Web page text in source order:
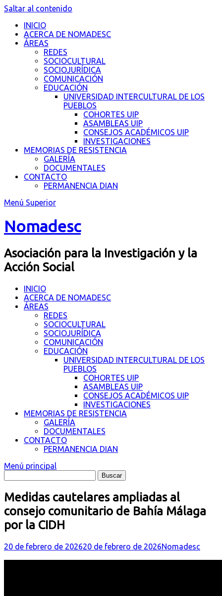
Saltar al contenido
INICIO
ACERCA DE NOMADESC
ÁREAS
REDES
SOCIOCULTURAL
SOCIOJURÍDICA
COMUNICACIÓN
EDUCACIÓN
UNIVERSIDAD INTERCULTURAL DE LOS
PUEBLOS
COHORTES UIP
ASAMBLEAS UIP
CONSEJOS ACADÉMICOS UIP
INVESTIGACIONES
MEMORIAS DE RESISTENCIA
GALERÍA
DOCUMENTALES
CONTACTO
PERMANENCIA DIAN
Menú Superior
Nomadesc
Asociación para la Investigación y la
Acción Social
INICIO
ACERCA DE NOMADESC
ÁREAS
REDES
SOCIOCULTURAL
SOCIOJURÍDICA
COMUNICACIÓN
EDUCACIÓN
UNIVERSIDAD INTERCULTURAL DE LOS
PUEBLOS
COHORTES UIP
ASAMBLEAS UIP
CONSEJOS ACADÉMICOS UIP
INVESTIGACIONES
MEMORIAS DE RESISTENCIA
GALERÍA
DOCUMENTALES
CONTACTO
PERMANENCIA DIAN
Menú principal
Medidas cautelares ampliadas al
consejo comunitario de Bahía Málaga
por la CIDH
20 de febrero de 202620 de febrero de 2026Nomadesc